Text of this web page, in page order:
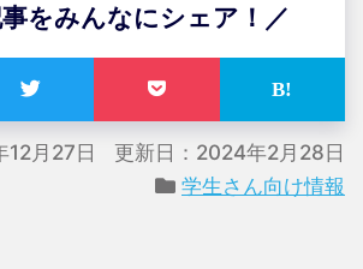
をみんなにシェア！／
12月27日
更新日：2024年2月28日
学生さん向け情報